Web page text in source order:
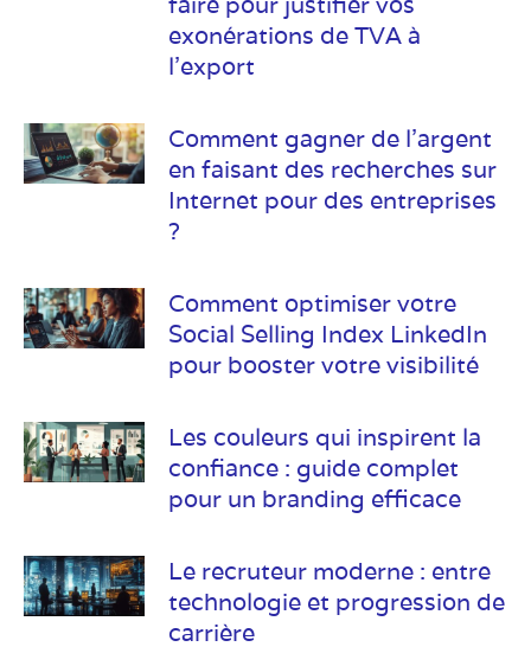
exonérations de TVA à
l’export
Comment gagner de l’argent
en faisant des recherches sur
Internet pour des entreprises
?
Comment optimiser votre
Social Selling Index LinkedIn
pour booster votre visibilité
Les couleurs qui inspirent la
confiance : guide complet
pour un branding efficace
Le recruteur moderne : entre
technologie et progression de
carrière